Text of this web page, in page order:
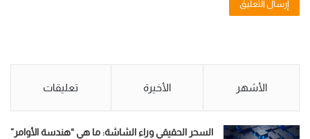
الأشهر الأخيرة تعليقات
السحر الحقيقي وراء الشاشة: ما هي “هندسة الأوامر”